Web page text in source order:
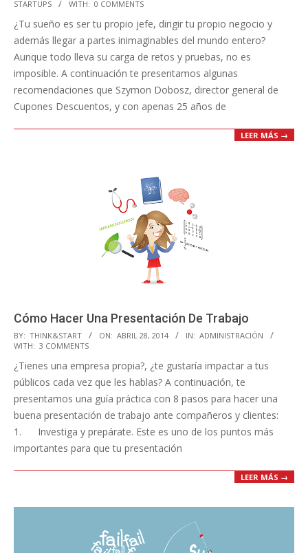
05-
05
STARTUPS
WITH: 0 COMMENTS
¿Tu sueño es ser tu propio jefe, dirigir tu propio negocio y
además llegar a partes inimaginables del mundo entero?
Aunque todo lleva su carga de retos y pruebas, no es
imposible. A continuación te presentamos algunas
recomendaciones que Szymon Dobosz, director general de
Cupones Descuentos, y con apenas 25 años de
LEER MÁS →
Cómo Hacer Una Presentación De Trabajo
2014-
04-
28
BY: THINK&START ON: ABRIL 28, 2014 IN: ADMINISTRACIÓN
WITH: 3 COMMENTS
¿Tienes una empresa propia?, ¿te gustaría impactar a tus
públicos cada vez que les hablas? A continuación, te
presentamos una guía práctica con 8 pasos para hacer una
buena presentación de trabajo ante compañeros y clientes:
1. Investiga y prepárate. Este es uno de los puntos más
importantes para que tu presentación
LEER MÁS →